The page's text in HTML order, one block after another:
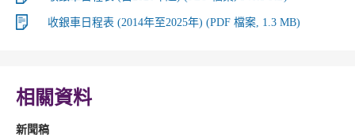
收銀車日程表 (2014年至2025年) (PDF 檔案, 1.3 MB)
相關資料
新聞稿